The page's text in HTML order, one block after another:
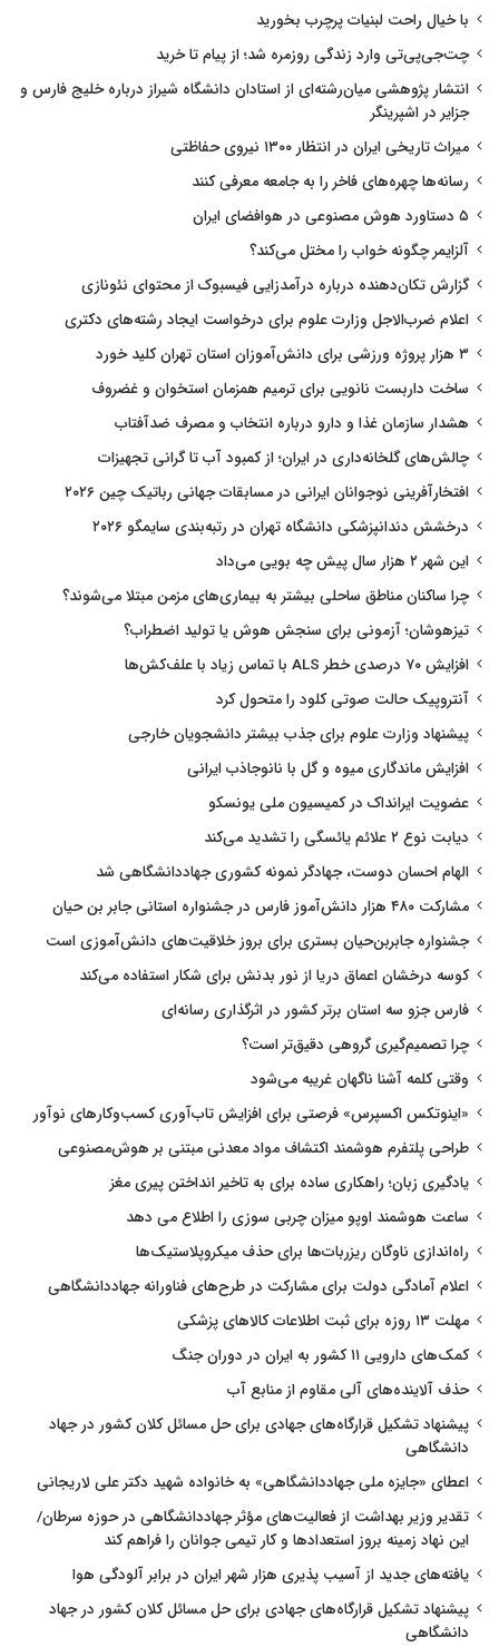
با خیال راحت لبنیات پرچرب بخورید
چت‌جی‌پی‌تی وارد زندگی روزمره شد؛ از پیام تا خرید
انتشار پژوهشی میان‌رشته‌ای از استادان دانشگاه شیراز درباره خلیج فارس و
جزایر در اشپرینگر
میراث تاریخی ایران در انتظار ۱۳۰۰ نیروی حفاظتی
رسانه‌ها چهره‌های فاخر را به جامعه معرفی کنند
۵ دستاورد هوش مصنوعی در هوافضای ایران
آلزایمر چگونه خواب را مختل می‌کند؟
گزارش تکان‌دهنده درباره درآمدزایی فیسبوک از محتوای نئونازی
اعلام ضرب‌الاجل وزارت علوم برای درخواست ایجاد رشته‌های دکتری
۳ هزار پروژه ورزشی برای دانش‌آموزان استان تهران کلید خورد
ساخت داربست نانویی برای ترمیم همزمان استخوان و غضروف
هشدار سازمان غذا و دارو درباره انتخاب و مصرف ضدآفتاب
چالش‌های گلخانه‌داری در ایران؛ از کمبود آب تا گرانی تجهیزات
افتخارآفرینی نوجوانان ایرانی در مسابقات جهانی رباتیک چین ۲۰۲۶
درخشش دندانپزشکی دانشگاه تهران در رتبه‌بندی سایمگو ۲۰۲۶
این شهر ۲ هزار سال پیش چه بویی می‌داد
چرا ساکنان مناطق ساحلی بیشتر به بیماری‌های مزمن مبتلا می‌شوند؟
تیزهوشان؛ آزمونی برای سنجش هوش یا تولید اضطراب؟
افزایش ۷۰ درصدی خطر ALS با تماس زیاد با علف‌کش‌ها
آنتروپیک حالت صوتی کلود را متحول کرد
پیشنهاد وزارت علوم برای جذب بیشتر دانشجویان خارجی
افزایش ماندگاری میوه و گل با نانوجاذب ایرانی
عضویت ایرانداک در کمیسیون ملی یونسکو
دیابت نوع ۲ علائم یائسگی را تشدید می‌کند
الهام احسان دوست، جهادگر نمونه کشوری جهاددانشگاهی شد
مشارکت ۴۸۰ هزار دانش‌آموز فارس در جشنواره استانی جابر بن حیان
جشنواره جابربن‌حیان بستری برای بروز خلاقیت‌های دانش‌آموزی است
کوسه درخشان اعماق دریا از نور بدنش برای شکار استفاده می‌کند
فارس جزو سه استان برتر کشور در اثرگذاری رسانه‌ای
چرا تصمیم‌گیری گروهی دقیق‌تر است؟
وقتی کلمه آشنا ناگهان غریبه می‌شود
«اینوتکس اکسپرس» فرصتی برای افزایش تاب‌آوری کسب‌وکارهای نوآور
طراحی پلتفرم هوشمند اکتشاف مواد معدنی مبتنی بر هوش‌مصنوعی
یادگیری زبان؛ راهکاری ساده برای به تاخیر انداختن پیری مغز
ساعت هوشمند اوپو میزان چربی سوزی را اطلاع می دهد
راه‌اندازی ناوگان ریزربات‌ها برای حذف میکروپلاستیک‌ها
اعلام آمادگی دولت برای مشارکت در طرح‌های فناورانه جهاددانشگاهی
مهلت ۱۳ روزه برای ثبت اطلاعات کالاهای پزشکی
کمک‌های دارویی ۱۱ کشور به ایران در دوران جنگ
حذف آلاینده‌های آلی مقاوم از منابع آب
پیشنهاد تشکیل قرارگاه‌های جهادی برای حل مسائل کلان کشور در جهاد
دانشگاهی
اعطای «جایزه ملی جهاددانشگاهی» به خانواده شهید دکتر علی لاریجانی
تقدیر وزیر بهداشت از فعالیت‌های مؤثر جهاددانشگاهی در حوزه سرطان/
این نهاد زمینه بروز استعدادها و کار تیمی جوانان را فراهم کند
یافته‌های جدید از آسیب پذیری هزار شهر ایران در برابر آلودگی هوا
پیشنهاد تشکیل قرارگاه‌های جهادی برای حل مسائل کلان کشور در جهاد
دانشگاهی